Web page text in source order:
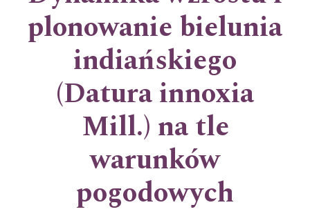
plonowanie bielunia
indiańskiego
(Datura innoxia
Mill.) na tle
warunków
pogodowych